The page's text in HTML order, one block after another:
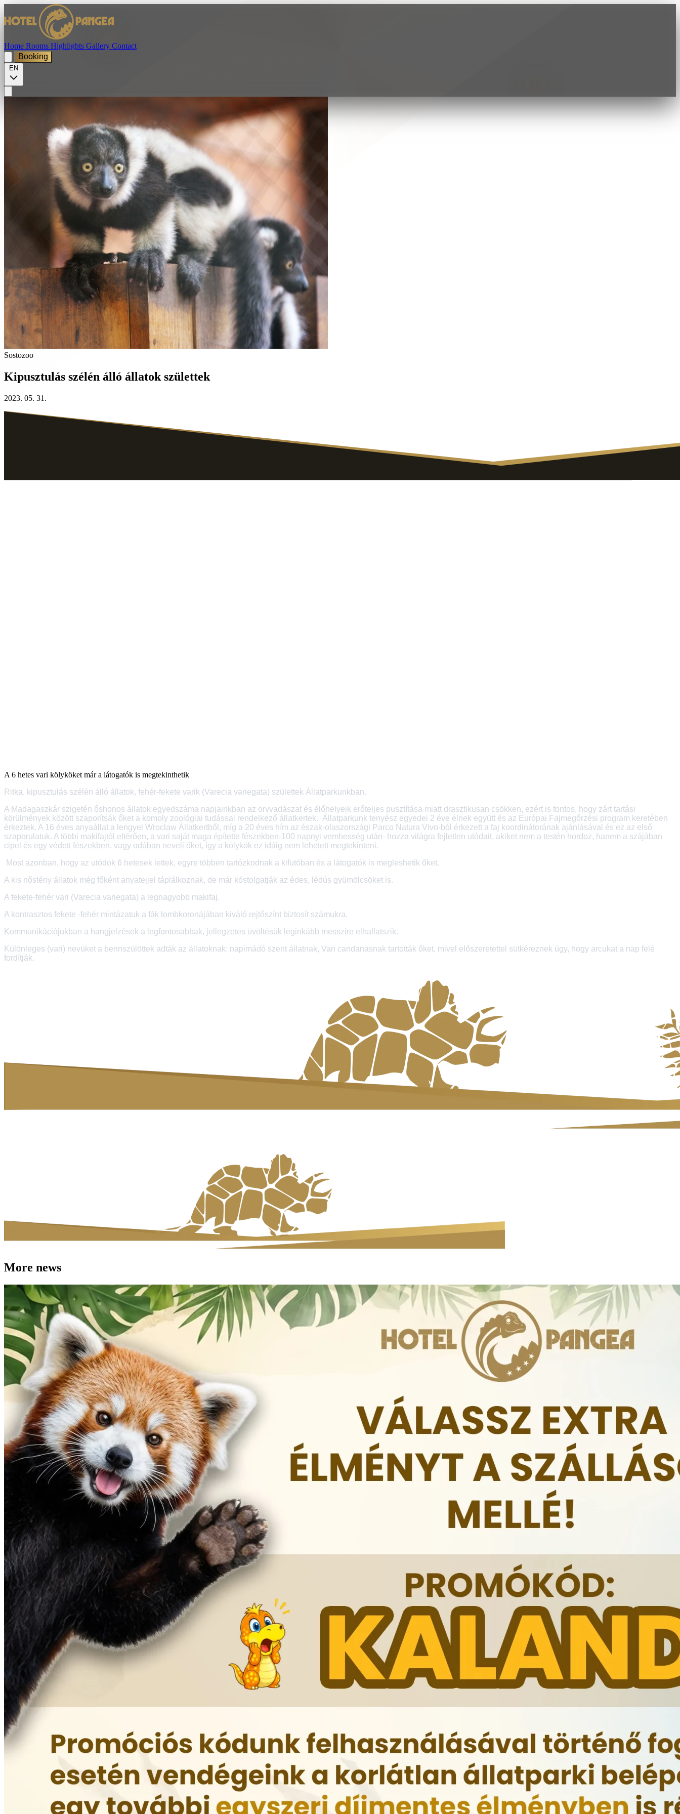
Home Rooms Highlights Gallery Contact
Booking
EN
Sostozoo
Kipusztulás szélén álló állatok születtek
2023. 05. 31.
A 6 hetes vari kölyköket már a látogatók is megtekinthetik
Ritka, kipusztulás szélén álló állatok, fehér-fekete varik (Varecia variegata) születtek Állatparkunkban.
A Madagaszkár szigetén őshonos állatok egyedszáma napjainkban az orvvadászat és élőhelyeik erőteljes pusztítása miatt drasztikusan csökken, ezért is fontos, hogy zárt tartási
körülmények között szaporítsák őket a komoly zoológiai tudással rendelkező állatkertek. Állatparkunk tenyész egyedei 2 éve élnek együtt és az Európai Fajmegőrzési program keretében
érkeztek. A 16 éves anyaállat a lengyel Wroclaw Állatkertből, míg a 20 éves hím az észak-olaszországi Parco Natura Vivo-ból érkezett a faj koordinátorának ajánlásával és ez az első
szaporulatuk. A többi makifajtól eltérően, a vari saját maga építette fészekben-100 napnyi vemhesség után- hozza világra fejletlen utódait, akiket nem a testén hordoz, hanem a szájában
cipel és egy védett fészekben, vagy odúban neveli őket, így a kölykök ez idáig nem lehetett megtekinteni.
Most azonban, hogy az utódok 6 hetesek lettek, egyre többen tartózkodnak a kifutóban és a látogatók is megleshetik őket.
A kis nőstény állatok még főként anyatejjel táplálkoznak, de már kóstolgatják az édes, lédús gyümölcsöket is.
A fekete-fehér vari (Varecia variegata) a legnagyobb makifaj.
A kontrasztos fekete -fehér mintázatuk a fák lombkoronájában kiváló rejtőszínt biztosít számukra.
Kommunikációjukban a hangjelzések a legfontosabbak, jellegzetes üvöltésük leginkább messzire elhallatszik.
Különleges (vari) nevüket a bennszülöttek adták az állatoknak: napimádó szent állatnak, Vari candanasnak tartották őket, mivel előszeretettel sütkéreznek úgy, hogy arcukat a nap felé
fordítják.
More news